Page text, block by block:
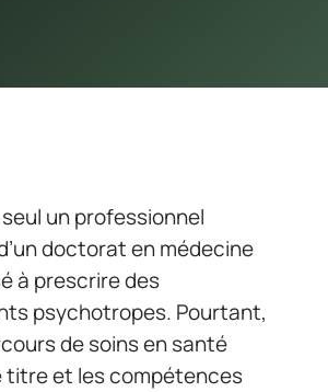
un professionnel
doctorat en médecine
à prescrire des
psychotropes. Pourtant,
de soins en santé
titre et les compétences